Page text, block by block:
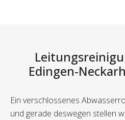
Edingen-
Ein verschlossenes
und gerade deswegen stellen